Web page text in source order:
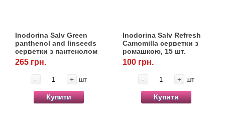
Inodorina Salv Green
panthenol and linseeds
серветки з пантенолом
та олією насіння льону,
30 шт.
265 грн.
- + шт
Купити
Inodorina Salv Refresh
Camomilla серветки з
ромашкою, 15 шт.
100 грн.
- + шт
Купити